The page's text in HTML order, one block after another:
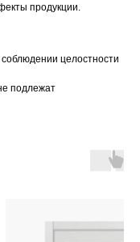
продукции.
целостности
подлежат